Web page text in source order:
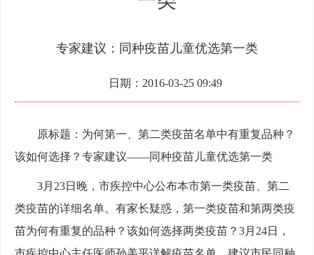
专家建议：同种疫苗儿童优选第一类
日期：2016-03-25 09:49
原标题：为何第一、第二类疫苗名单中有重复品种？
该如何选择？专家建议——同种疫苗儿童优选第一类
3月23日晚，市疾控中心公布本市第一类疫苗、第二
类疫苗的详细名单。有家长疑惑，第一类疫苗和第两类疫
苗为何有重复的品种？该如何选择两类疫苗？3月24日，